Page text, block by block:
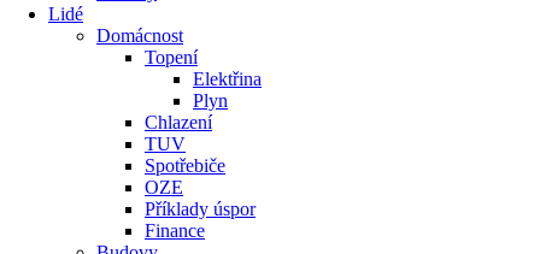
Lidé
Domácnost
Topení
Elektřina
Plyn
Chlazení
TUV
Spotřebiče
OZE
Příklady úspor
Finance